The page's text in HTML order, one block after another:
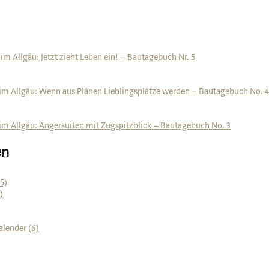
Allgäu: Jetzt zieht Leben ein! – Bautagebuch Nr. 5
Allgäu: Wenn aus Plänen Lieblingsplätze werden – Bautagebuch No. 4
Allgäu: Angersuiten mit Zugspitzblick – Bautagebuch No. 3
(6)